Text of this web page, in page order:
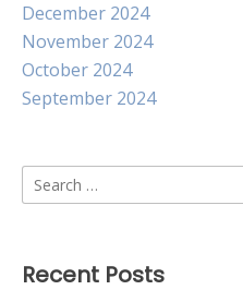
December 2024
November 2024
October 2024
September 2024
Search
for:
Recent Posts